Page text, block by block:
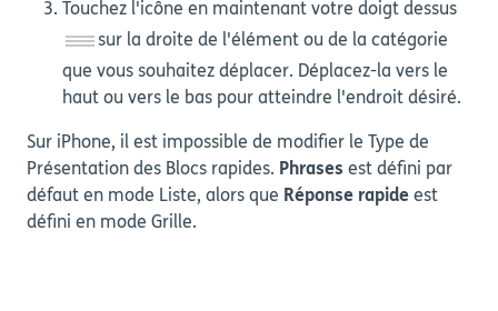
Touchez l'icône en maintenant votre doigt dessus
sur la droite de l'élément ou de la catégorie
que vous souhaitez déplacer. Déplacez-la vers le
haut ou vers le bas pour atteindre l'endroit désiré.
Sur iPhone, il est impossible de modifier le Type de
Présentation des Blocs rapides. Phrases est défini par
défaut en mode Liste, alors que Réponse rapide est
défini en mode Grille.